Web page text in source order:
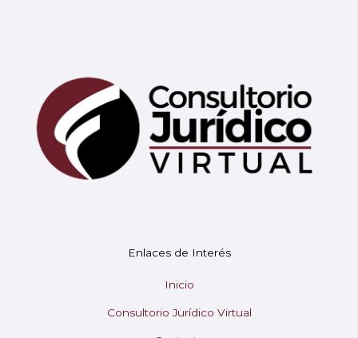
Enlaces de Interés
Inicio
Consultorio Jurídico Virtual
Soy Mary tu asistente virtual.